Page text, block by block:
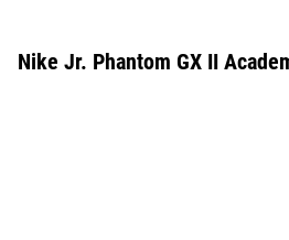
Nike Jr. Phantom GX II